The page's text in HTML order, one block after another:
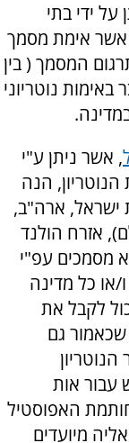
על ידי בתי
אשר אימת מסמך
המסמך ( בין
באימות נוטריוני
, אשר ניתן ע"י
הנה
ישראל, ארה"ב,
אזרח הולנד
מסמכים עפ"י
או כל מדינה
לקבל את
שכאמור גם
עבור אות
האפוסטיל
מיועדים